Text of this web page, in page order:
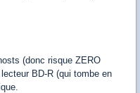
(donc risque ZERO
BD-R (qui tombe en